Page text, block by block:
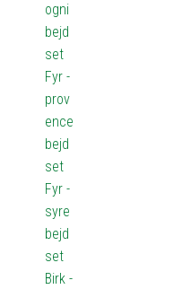
ogni
bejd
set
Fyr -
prov
ence
bejd
set
Fyr -
syre
bejd
set
Birk -